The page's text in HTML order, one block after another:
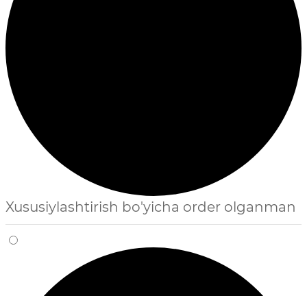
Xususiylashtirish bo'yicha order olganman